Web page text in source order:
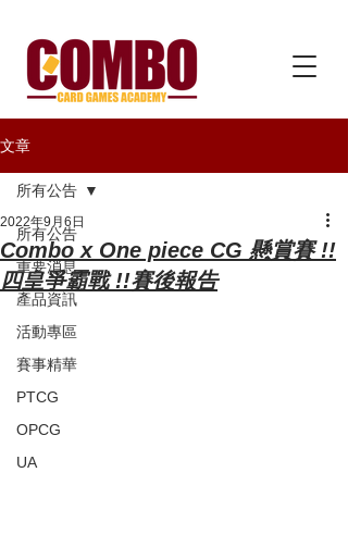
文章
所有公告
重要消息
產品資訊
活動專區
賽事精華
PTCG
OPCG
UA
所有公告
Combo x One piece CG 懸賞賽 !!
四皇爭霸戰 !!賽後報告
2022年9月6日